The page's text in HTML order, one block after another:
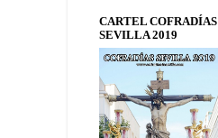
CARTEL COFRADÍAS
SEVILLA 2019